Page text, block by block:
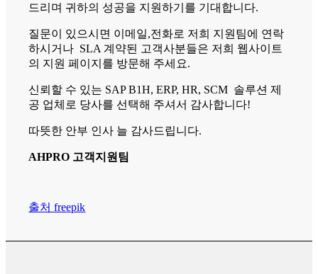
드리며 귀하의 성공을 지원하기를 기대합니다.
질문이 있으시면 이메일,전화로 저희 지원팀에 연락
하시거나 SLA 계약된 고객사분들은 저희 웹사이트
의 지원 페이지를 방문해 주세요.
신뢰할 수 있는 SAP B1H, ERP, HR, SCM 솔루션 제
공 업체로 당사를 선택해 주셔서 감사합니다!
따뜻한 안부 인사 늘 감사드립니다.
AHPRO 고객지원팀
출처 freepik